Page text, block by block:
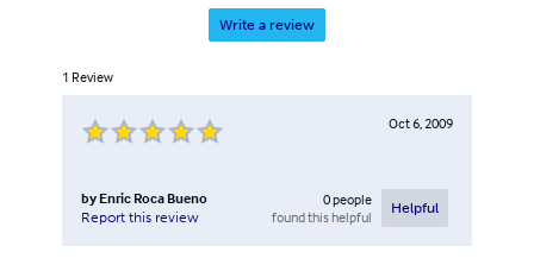
Write a review
1 Review
Oct 6, 2009
by Enric Roca Bueno
Report this review
0people
found this helpful
Helpful